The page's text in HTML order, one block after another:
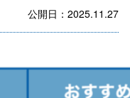
公開日：2025.11.27